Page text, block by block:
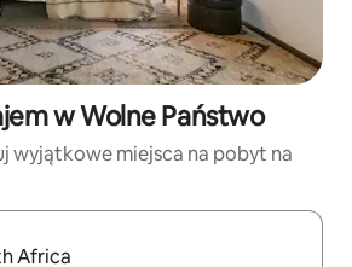
w Wolne Państwo
wyjątkowe miejsca na pobyt na
możesz poruszać się po nich za